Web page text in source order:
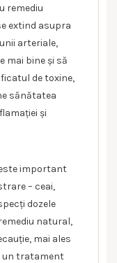
remediu
extind asupra
arteriale,
mai bine și să
de toxine,
sănătatea
și
important
– ceai,
dozele
natural,
mai ales
un tratament